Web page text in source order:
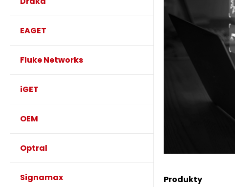
EAGET
Fluke Networks
iGET
OEM
Optral
Signamax
Produkty